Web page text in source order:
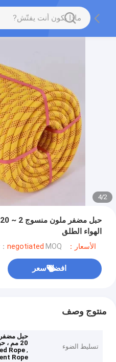
2
/
4
الهواء الطلق
الأسعار：negotiated MOQ：تفاوض
افضل سعر
منتوج وصف
تسليط الضوء
حبل
20 مم ، حبل خيمة تخييم مجدول 2 مم
,
Rope
Rope